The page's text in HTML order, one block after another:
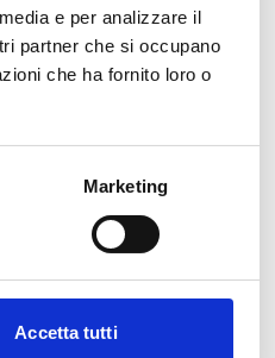
e per analizzare il
partner che si occupano
che ha fornito loro o
Marketing
Accetta tutti